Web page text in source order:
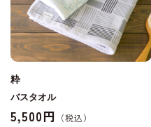
粋
バスタオル
5,500円